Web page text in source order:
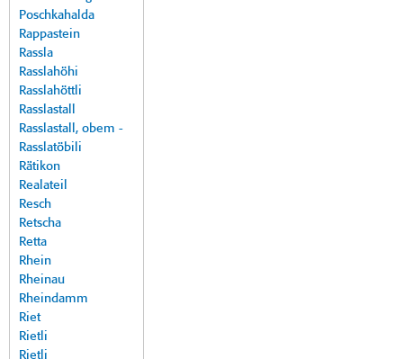
Poschkahalda
Rappastein
Rassla
Rasslahöhi
Rasslahöttli
Rasslastall
Rasslastall, obem -
Rasslatöbili
Rätikon
Realateil
Resch
Retscha
Retta
Rhein
Rheinau
Rheindamm
Riet
Rietli
Rietli